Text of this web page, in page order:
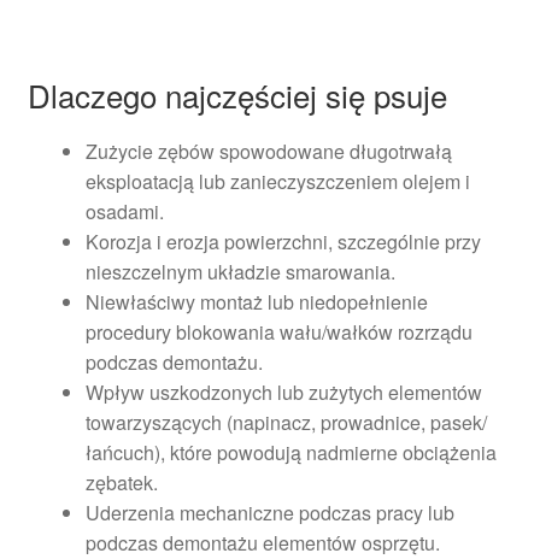
Dlaczego najczęściej się psuje
Zużycie zębów spowodowane długotrwałą
eksploatacją lub zanieczyszczeniem olejem i
osadami.
Korozja i erozja powierzchni, szczególnie przy
nieszczelnym układzie smarowania.
Niewłaściwy montaż lub niedopełnienie
procedury blokowania wału/wałków rozrządu
podczas demontażu.
Wpływ uszkodzonych lub zużytych elementów
towarzyszących (napinacz, prowadnice, pasek/
łańcuch), które powodują nadmierne obciążenia
zębatek.
Uderzenia mechaniczne podczas pracy lub
podczas demontażu elementów osprzętu.